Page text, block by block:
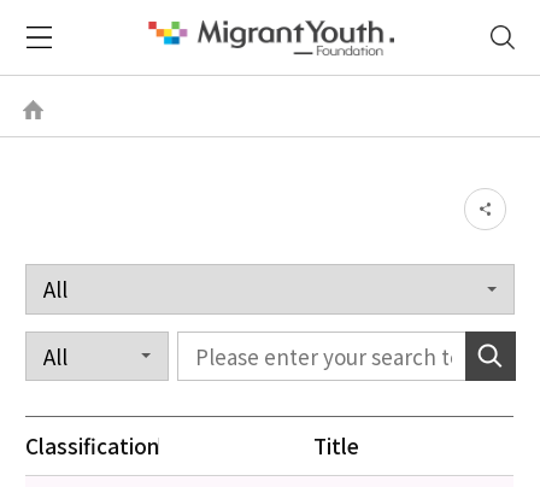
Classification Title